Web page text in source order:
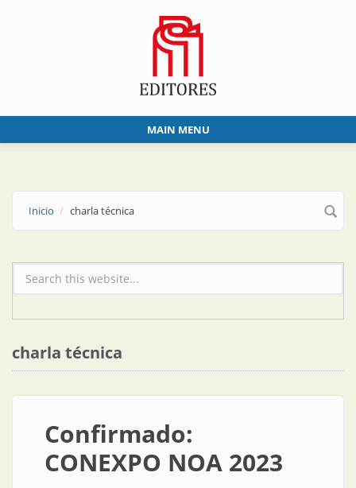
MAIN MENU
Inicio charla técnica
Formulario de búsqueda
charla técnica
Confirmado:
CONEXPO NOA 2023